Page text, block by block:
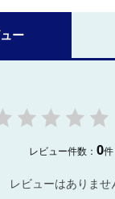
ー
レビュー件数：0件
レビューはありませ